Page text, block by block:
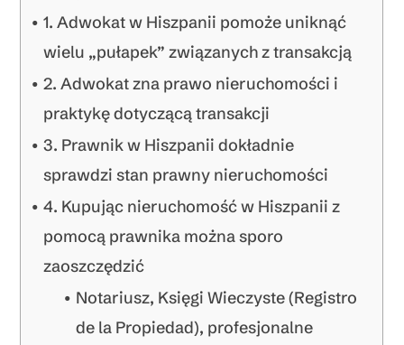
1. Adwokat w Hiszpanii pomoże uniknąć
wielu „pułapek” związanych z transakcją
2. Adwokat zna prawo nieruchomości i
praktykę dotyczącą transakcji
3. Prawnik w Hiszpanii dokładnie
sprawdzi stan prawny nieruchomości
4. Kupując nieruchomość w Hiszpanii z
pomocą prawnika można sporo
zaoszczędzić
Notariusz, Księgi Wieczyste (Registro
de la Propiedad), profesjonalne